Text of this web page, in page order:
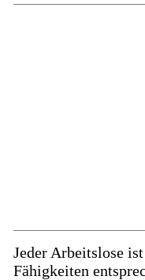
Jeder Arbeitslose
Fähigkeiten